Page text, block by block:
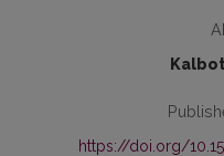
https://doi.org/